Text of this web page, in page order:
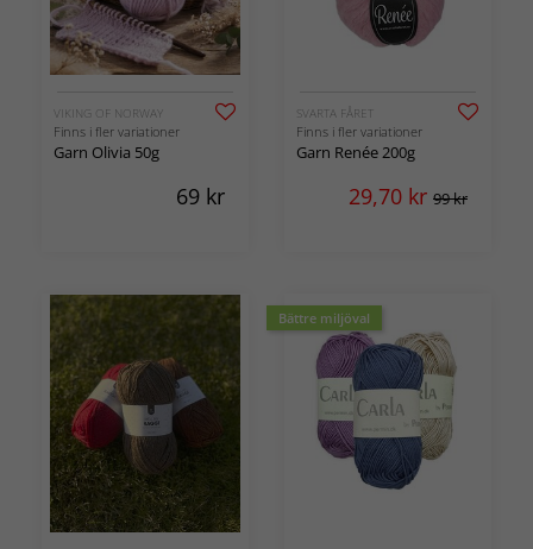
VIKING OF NORWAY
Finns i fler variationer
Garn Olivia 50g
69 kr
SVARTA FÅRET
Finns i fler variationer
Garn Renée 200g
29,70 kr 99 kr
Bättre miljöval